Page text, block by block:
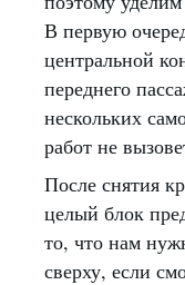
В первую
центральной
переднего
нескольких
работ не
После снятия
целый блок
то, что нам
сверху, если